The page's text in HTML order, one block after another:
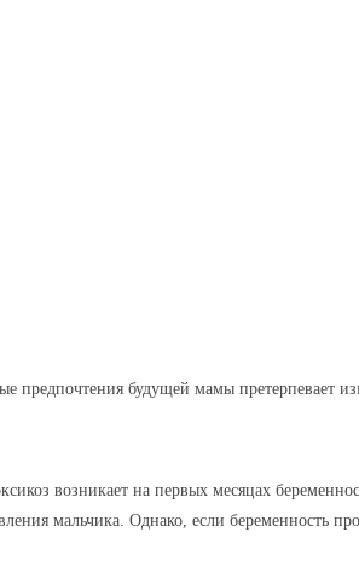
предпочтения будущей мамы претерпевает
возникает на первых месяцах
мальчика. Однако, если беременность